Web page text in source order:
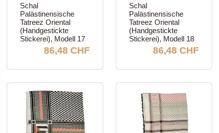
Schal
Palästinensische
Tatreez Oriental
(Handgestickte
Stickerei), Modell 17
86,48 CHF
Schal
Palästinensische
Tatreez Oriental
(Handgestickte
Stickerei), Modell 18
86,48 CHF